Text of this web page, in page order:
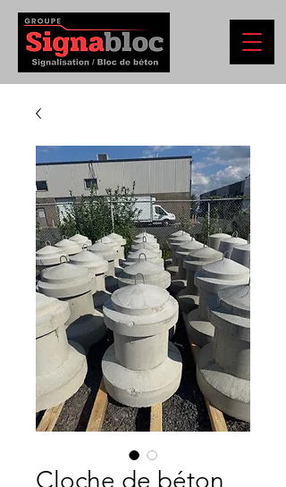
Cloche de béton